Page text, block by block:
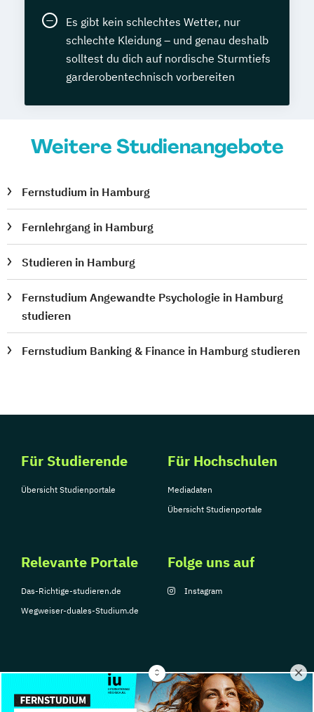
Es gibt kein schlechtes Wetter, nur
schlechte Kleidung – und genau deshalb
solltest du dich auf nordische Sturmtiefs
garderobentechnisch vorbereiten
Weitere Studienangebote
Fernstudium in Hamburg
Fernlehrgang in Hamburg
Studieren in Hamburg
Fernstudium Angewandte Psychologie in Hamburg
studieren
Fernstudium Banking & Finance in Hamburg studieren
Für Studierende
Übersicht Studienportale
Für Hochschulen
Mediadaten
Übersicht Studienportale
Relevante Portale
Das-Richtige-studieren.de
Wegweiser-duales-Studium.de
Folge uns auf
Instagram
© Copyright 2026, TarGroup Media GmbH